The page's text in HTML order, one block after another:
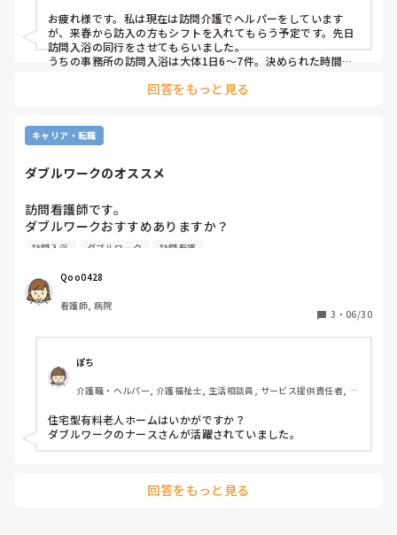
お疲れ様です。私は現在は訪問介護でヘルパーをしています
が、来春から訪入の方もシフトを入れてもらう予定です。先日
訪問入浴の同行をさせてもらいました。
うちの事務所の訪問入浴は大体1日6〜7件。決められた時間に
浴槽を運んだり利用者様の移乗など力仕事もあります。業者に
回答をもっと見る
キャリア・転職
ダブルワークのオススメ
訪問看護師です。
ダブルワークおすすめありますか？
訪問入浴は何回かやりましたが体力が追いつかなくて難しそ
訪問入浴 ダブルワーク 訪問看護
Qoo0428
看護師, 病院
3 ・ 06/30
ぽち
介護職・ヘルパー, 介護福祉士, 生活相談員, サービス提供責任者, 施
イケア・通所リハ, 訪問介護, 介護事務, ユニット型特養, 障害福祉関
連, 小規模多機能型居宅介護, 社会福祉士
住宅型有料老人ホームはいかがですか？
ダブルワークのナースさんが活躍されていました。
回答をもっと見る